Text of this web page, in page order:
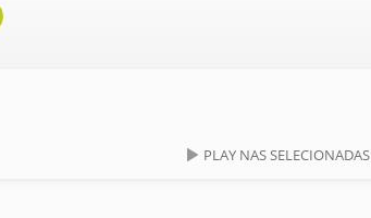
PLAY NAS SELECIONADAS